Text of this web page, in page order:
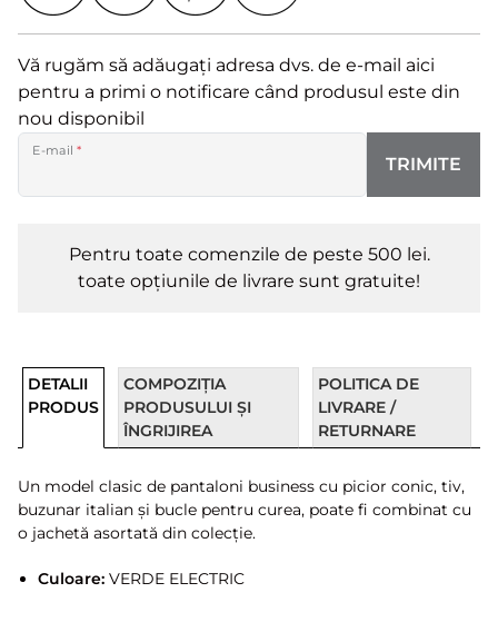
Vă rugăm să adăugați adresa dvs. de e-mail aici
pentru a primi o notificare când produsul este din
nou disponibil
E-mail*
TRIMITE
Pentru toate comenzile de peste 500 lei.
toate opțiunile de livrare sunt gratuite!
DETALII
PRODUS
COMPOZIȚIA
PRODUSULUI ȘI
ÎNGRIJIREA
POLITICA DE
LIVRARE /
RETURNARE
Un model clasic de pantaloni business cu picior conic, tiv,
buzunar italian și bucle pentru curea, poate fi combinat cu
o jachetă asortată din colecție.
Culoare:VERDE ELECTRIC